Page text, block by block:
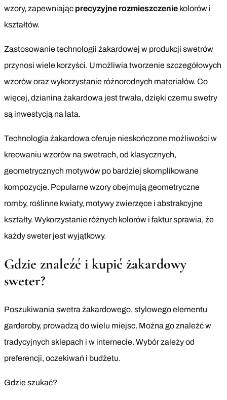
wzory, zapewniając precyzyjne rozmieszczenie kolorów i
kształtów.
Zastosowanie technologii żakardowej w produkcji swetrów
przynosi wiele korzyści. Umożliwia tworzenie szczegółowych
wzorów oraz wykorzystanie różnorodnych materiałów. Co
więcej, dzianina żakardowa jest trwała, dzięki czemu swetry
są inwestycją na lata.
Technologia żakardowa oferuje nieskończone możliwości w
kreowaniu wzorów na swetrach, od klasycznych,
geometrycznych motywów po bardziej skomplikowane
kompozycje. Popularne wzory obejmują geometryczne
romby, roślinne kwiaty, motywy zwierzęce i abstrakcyjne
kształty. Wykorzystanie różnych kolorów i faktur sprawia, że
każdy sweter jest wyjątkowy.
Gdzie znaleźć i kupić żakardowy
sweter?
Poszukiwania swetra żakardowego, stylowego elementu
garderoby, prowadzą do wielu miejsc. Można go znaleźć w
tradycyjnych sklepach i w internecie. Wybór zależy od
preferencji, oczekiwań i budżetu.
Gdzie szukać?